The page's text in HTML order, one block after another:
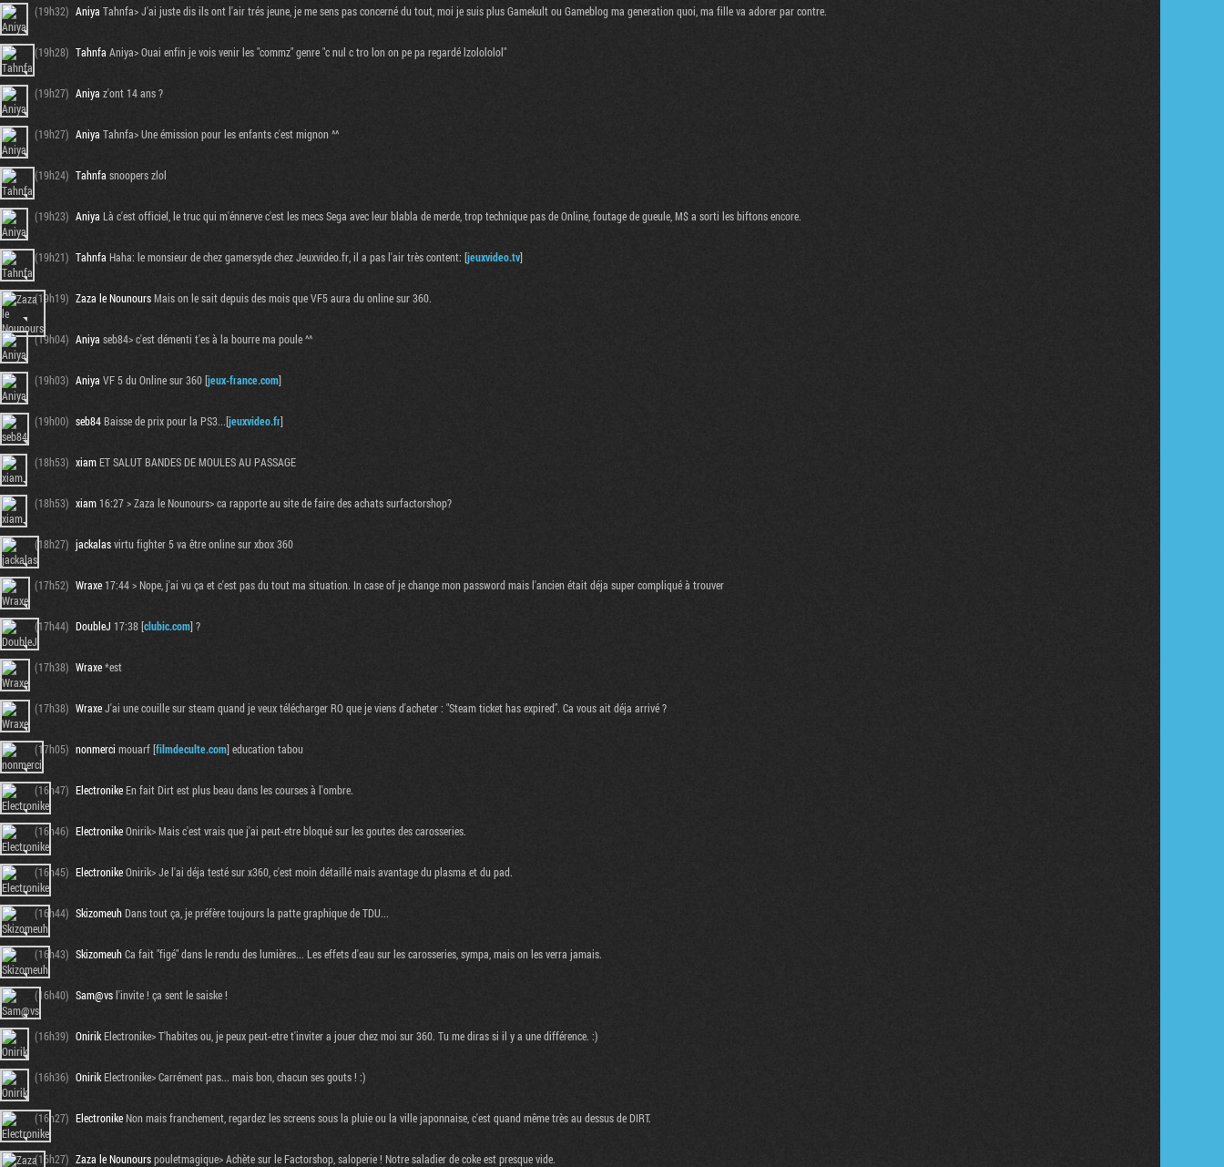
(19h32) Aniya Tahnfa> J'ai juste dis ils ont l'air trés jeune, je me sens pas concerné du tout, moi je suis plus Gamekult ou Gameblog ma generation quoi, ma fille va adorer par contre.
(19h28) Tahnfa Aniya> Ouai enfin je vois venir les "commz" genre "c nul c tro lon on pe pa regardé lzolololol"
(19h27) Aniya z'ont 14 ans ?
(19h27) Aniya Tahnfa> Une émission pour les enfants c'est mignon ^^
(19h24) Tahnfa snoopers zlol
(19h23) Aniya Là c'est officiel, le truc qui m'énnerve c'est les mecs Sega avec leur blabla de merde, trop technique pas de Online, foutage de gueule, M$ a sorti les biftons encore.
(19h21) Tahnfa Haha: le monsieur de chez gamersyde chez Jeuxvideo.fr, il a pas l'air très content: [jeuxvideo.tv]
(19h19) Zaza le NounoursMais on le sait depuis des mois que VF5 aura du online sur 360.
(19h04) Aniya seb84> c'est démenti t'es à la bourre ma poule ^^
(19h03) Aniya VF 5 du Online sur 360 [jeux-france.com]
(19h00) seb84Baisse de prix pour la PS3...[jeuxvideo.fr]
(18h53) xiamET SALUT BANDES DE MOULES AU PASSAGE
(18h53) xiam16:27 > Zaza le Nounours> ca rapporte au site de faire des achats surfactorshop?
(18h27) jackalasvirtu fighter 5 va être online sur xbox 360
(17h52) Wraxe17:44 > Nope, j'ai vu ça et c'est pas du tout ma situation. In case of je change mon password mais l'ancien était déja super compliqué à trouver
(17h44) DoubleJ 17:38 [clubic.com] ?
(17h38) Wraxe*est
(17h38) WraxeJ'ai une couille sur steam quand je veux télécharger RO que je viens d'acheter : "Steam ticket has expired". Ca vous ait déja arrivé ?
(17h05) nonmerci mouarf [filmdeculte.com] education tabou
(16h47) ElectronikeEn fait Dirt est plus beau dans les courses à l'ombre.
(16h46) ElectronikeOnirik> Mais c'est vrais que j'ai peut-etre bloqué sur les goutes des carosseries.
(16h45) ElectronikeOnirik> Je l'ai déja testé sur x360, c'est moin détaillé mais avantage du plasma et du pad.
(16h44) SkizomeuhDans tout ça, je préfère toujours la patte graphique de TDU...
(16h43) SkizomeuhCa fait "figé" dans le rendu des lumières... Les effets d'eau sur les carosseries, sympa, mais on les verra jamais.
(16h40) Sam@vsl'invite ! ça sent le saiske !
(16h39) OnirikElectronike> T'habites ou, je peux peut-etre t'inviter a jouer chez moi sur 360. Tu me diras si il y a une différence. :)
(16h36) OnirikElectronike> Carrément pas... mais bon, chacun ses gouts ! :)
(16h27) ElectronikeNon mais franchement, regardez les screens sous la pluie ou la ville japonnaise, c'est quand même très au dessus de DIRT.
(16h27) Zaza le Nounourspouletmagique> Achète sur le Factorshop, saloperie ! Notre saladier de coke est presque vide.